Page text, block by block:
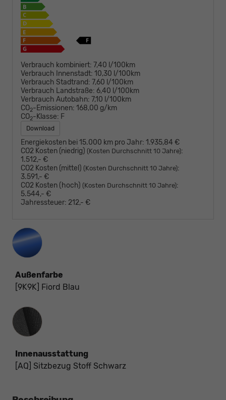
Verbrauch kombiniert: 7,40 l/100km
Verbrauch Innenstadt: 10,30 l/100km
Verbrauch Stadtrand: 7,60 l/100km
Verbrauch Landstraße: 6,40 l/100km
Verbrauch Autobahn: 7,10 l/100km
CO2-Emissionen: 168,00 g/km
CO2-Klasse: F
Download
Energiekosten bei 15.000 km pro Jahr: 1.935,84 €
CO2 Kosten (niedrig) (Kosten Durchschnitt 10 Jahre):
1.512,- €
CO2 Kosten (mittel) (Kosten Durchschnitt 10 Jahre):
3.591,- €
CO2 Kosten (hoch) (Kosten Durchschnitt 10 Jahre):
5.544,- €
Jahressteuer: 212,- €
Außenfarbe
[9K9K] Fiord Blau
Innenausstattung
Innenausstattung
[AQ] Sitzbezug Stoff Schwarz